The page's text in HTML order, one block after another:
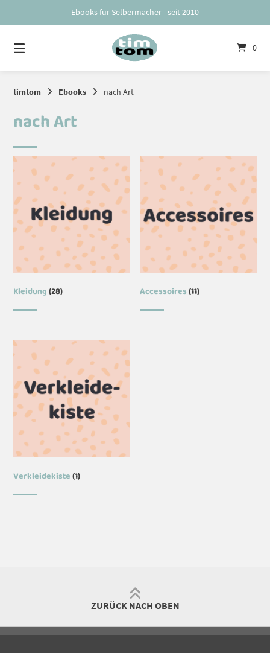
Ebooks für Selbermacher - seit 2010
0
timtom Ebooks nach Art
nach Art
Kleidung(28) Accessoires(11)
Verkleidekiste(1)
ZURÜCK NACH OBEN